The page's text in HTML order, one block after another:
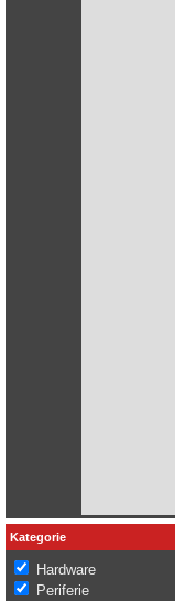
Kategorie
Hardware
Periferie